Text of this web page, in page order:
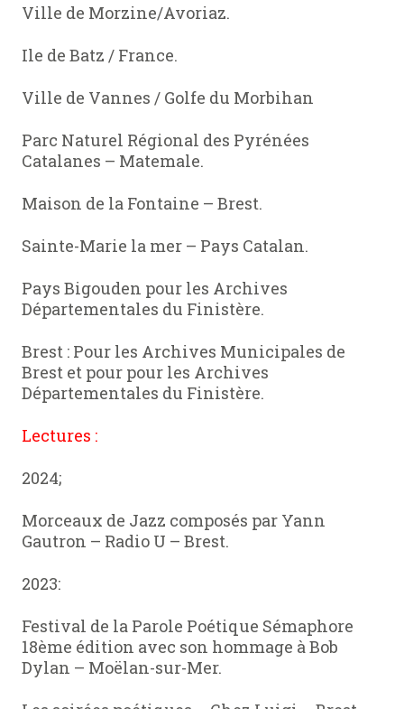
Ville de Morzine/Avoriaz.
Ile de Batz / France.
Ville de Vannes / Golfe du Morbihan
Parc Naturel Régional des Pyrénées
Catalanes – Matemale.
Maison de la Fontaine – Brest.
Sainte-Marie la mer – Pays Catalan.
Pays Bigouden pour les Archives
Départementales du Finistère.
Brest : Pour les Archives Municipales de
Brest et pour pour les Archives
Départementales du Finistère.
Lectures :
2024;
Morceaux de Jazz composés par Yann
Gautron – Radio U – Brest.
2023:
Festival de la Parole Poétique Sémaphore
18ème édition avec son hommage à Bob
Dylan – Moëlan-sur-Mer.